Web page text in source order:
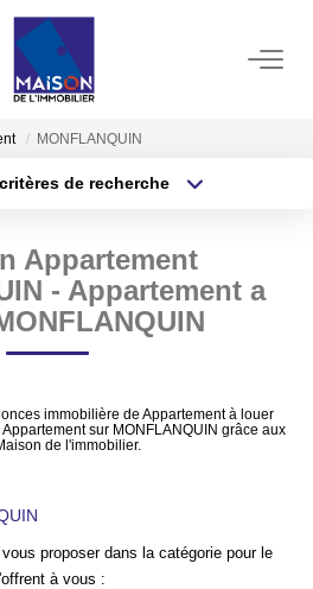
GESTION
En Ligne Gratuite
AGENCES
MONFLANQUIN
de recherche
Surface min
Plus de critères
Appartement
- Appartement a
immobilière de Appartement à louer
sur MONFLANQUIN grâce aux
de l'immobilier.
proposer dans la catégorie pour le
à vous :